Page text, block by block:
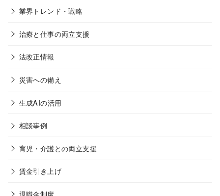
業界トレンド・戦略
治療と仕事の両立支援
法改正情報
災害への備え
生成AIの活用
相談事例
育児・介護との両立支援
賃金引き上げ
退職金制度